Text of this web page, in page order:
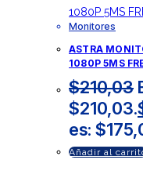
Monitores
ASTRA
1080P 5MS
$210,03
$210,03.
es:
Añadir al